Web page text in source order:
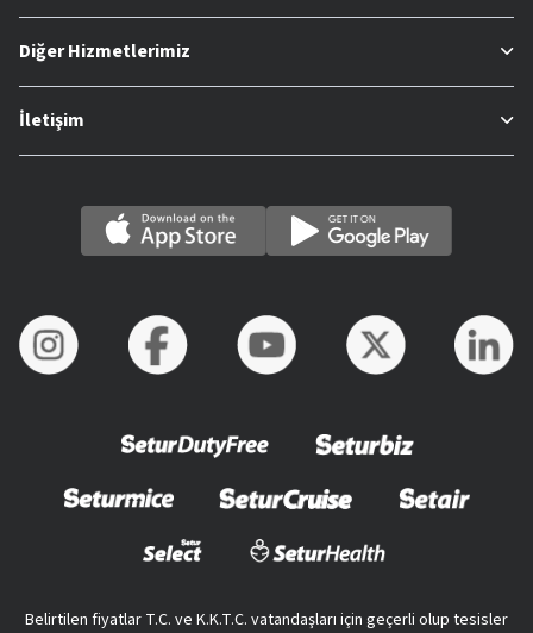
Diğer Hizmetlerimiz
İletişim
Belirtilen fiyatlar T.C. ve K.K.T.C. vatandaşları için geçerli olup tesisler